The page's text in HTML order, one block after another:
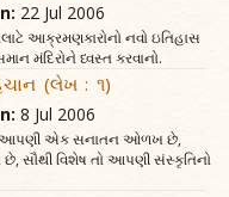
22 Jul 2006
આક્રમણકારોનો નવો ઇતિહાસ
મંદિરોને ધ્વસ્ત કરવાનો.
(લેખ : ૧)
8 Jul 2006
આપણી એક સનાતન ઓળખ છે,
સૌથી વિશેષ તો આપણી સંસ્કૃતિનો